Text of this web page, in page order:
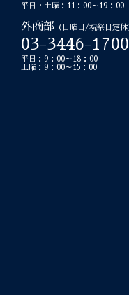
平日・土曜：11：00～19：00
外商部 （日曜日/祝祭日定休
03-3446-1700
平日：9：00～18：00
土曜：9：00～15：00